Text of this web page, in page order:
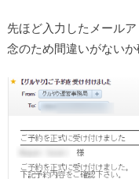
先ほど入力したメール
念のため間違いがない